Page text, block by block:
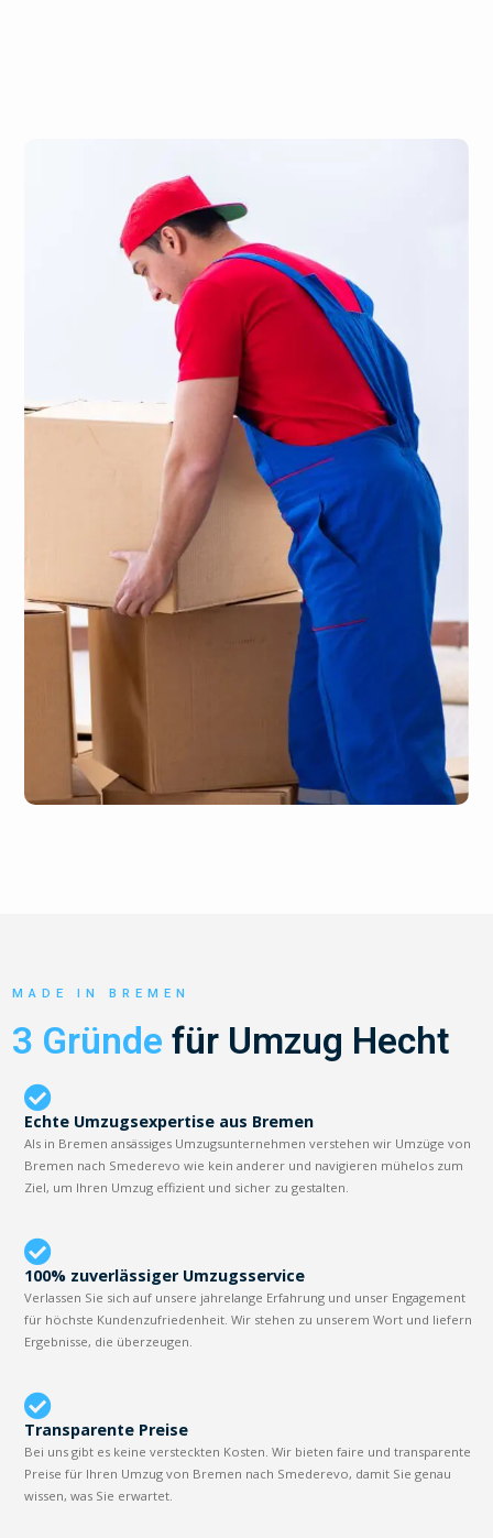
MADE IN BREMEN
3 Gründe für Umzug Hecht
Echte Umzugsexpertise aus Bremen
Als in Bremen ansässiges Umzugsunternehmen verstehen wir Umzüge von
Bremen nach Smederevo wie kein anderer und navigieren mühelos zum
Ziel, um Ihren Umzug effizient und sicher zu gestalten.
100% zuverlässiger Umzugsservice
Verlassen Sie sich auf unsere jahrelange Erfahrung und unser Engagement
für höchste Kundenzufriedenheit. Wir stehen zu unserem Wort und liefern
Ergebnisse, die überzeugen.
Transparente Preise
Bei uns gibt es keine versteckten Kosten. Wir bieten faire und transparente
Preise für Ihren Umzug von Bremen nach Smederevo, damit Sie genau
wissen, was Sie erwartet.